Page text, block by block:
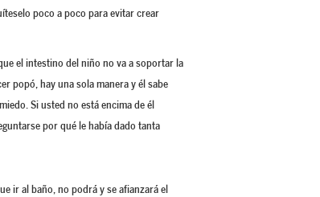
poco a poco para evitar crear
el intestino del niño no va a soportar la
popó, hay una sola manera y él sabe
Si usted no está encima de él
por qué le había dado tanta
ir al baño, no podrá y se afianzará el